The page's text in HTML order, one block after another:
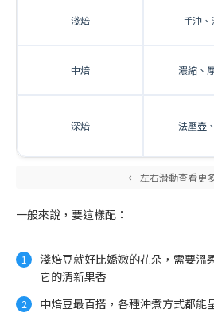
淺焙 手沖
中焙 濃縮、
深焙 法壓壺
一般來說，要這樣配：
淺焙豆就好比嬌嫩的花朵，需要溫
它的清新果香
中焙豆最百搭，各種沖煮方式都能